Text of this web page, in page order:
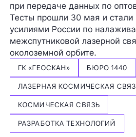
при передаче данных по
Тесты прошли 30 мая и
усилиями России по
межспутниковой лазерной
околоземной орбите.
ГК «ГЕОСКАН» БЮРО 1440
ЛАЗЕРНАЯ КОСМИЧЕСКАЯ
КОСМИЧЕСКАЯ СВЯЗЬ
РАЗРАБОТКА ТЕХНОЛОГИЙ